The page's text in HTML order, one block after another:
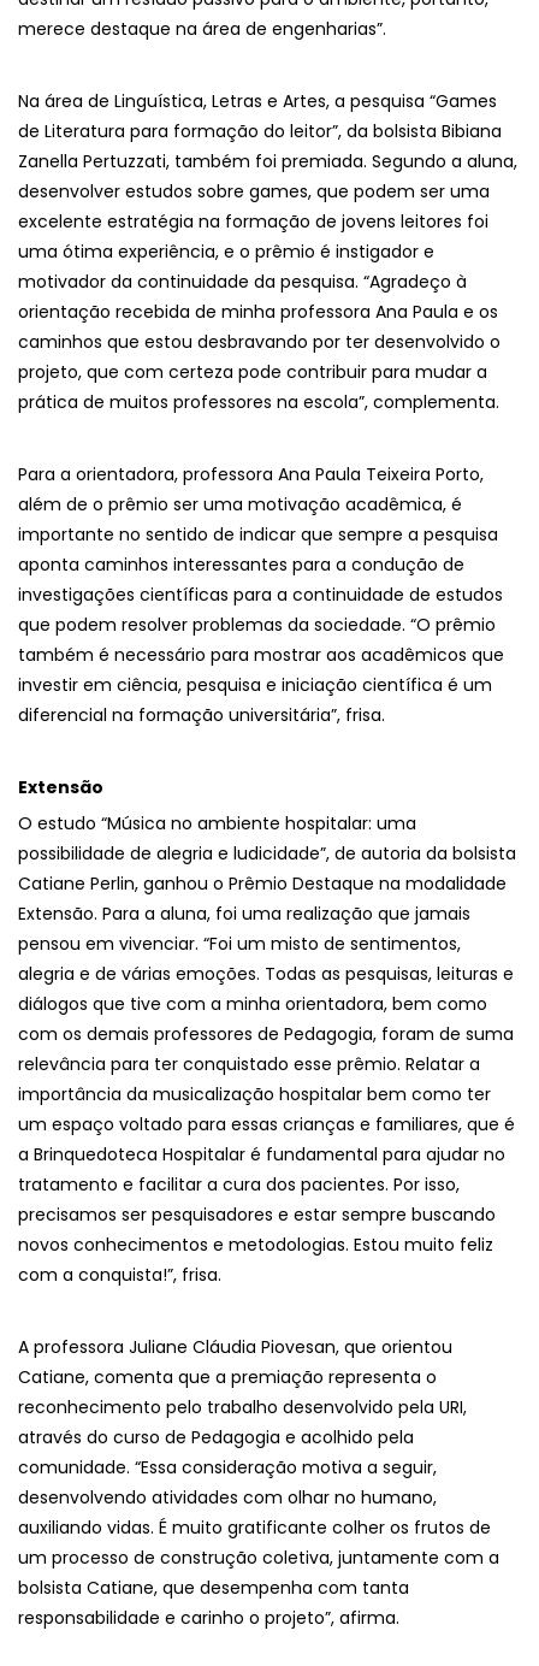
merece destaque na área de engenharias”.
Na área de Linguística, Letras e Artes, a pesquisa “Games
de Literatura para formação do leitor”, da bolsista Bibiana
Zanella Pertuzzati, também foi premiada. Segundo a aluna,
desenvolver estudos sobre games, que podem ser uma
excelente estratégia na formação de jovens leitores foi
uma ótima experiência, e o prêmio é instigador e
motivador da continuidade da pesquisa. “Agradeço à
orientação recebida de minha professora Ana Paula e os
caminhos que estou desbravando por ter desenvolvido o
projeto, que com certeza pode contribuir para mudar a
prática de muitos professores na escola”, complementa.
Para a orientadora, professora Ana Paula Teixeira Porto,
além de o prêmio ser uma motivação acadêmica, é
importante no sentido de indicar que sempre a pesquisa
aponta caminhos interessantes para a condução de
investigações científicas para a continuidade de estudos
que podem resolver problemas da sociedade. “O prêmio
também é necessário para mostrar aos acadêmicos que
investir em ciência, pesquisa e iniciação científica é um
diferencial na formação universitária”, frisa.
Extensão
O estudo “Música no ambiente hospitalar: uma
possibilidade de alegria e ludicidade”, de autoria da bolsista
Catiane Perlin, ganhou o Prêmio Destaque na modalidade
Extensão. Para a aluna, foi uma realização que jamais
pensou em vivenciar. “Foi um misto de sentimentos,
alegria e de várias emoções. Todas as pesquisas, leituras e
diálogos que tive com a minha orientadora, bem como
com os demais professores de Pedagogia, foram de suma
relevância para ter conquistado esse prêmio. Relatar a
importância da musicalização hospitalar bem como ter
um espaço voltado para essas crianças e familiares, que é
a Brinquedoteca Hospitalar é fundamental para ajudar no
tratamento e facilitar a cura dos pacientes. Por isso,
precisamos ser pesquisadores e estar sempre buscando
novos conhecimentos e metodologias. Estou muito feliz
com a conquista!”, frisa.
A professora Juliane Cláudia Piovesan, que orientou
Catiane, comenta que a premiação representa o
reconhecimento pelo trabalho desenvolvido pela URI,
através do curso de Pedagogia e acolhido pela
comunidade. “Essa consideração motiva a seguir,
desenvolvendo atividades com olhar no humano,
auxiliando vidas. É muito gratificante colher os frutos de
um processo de construção coletiva, juntamente com a
bolsista Catiane, que desempenha com tanta
responsabilidade e carinho o projeto”, afirma.